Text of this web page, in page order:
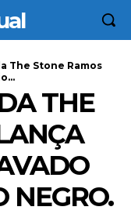
The Stone Ramos
THE
NEGRO.